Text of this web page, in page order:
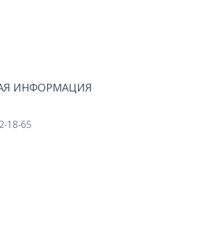
ИНФОРМАЦИЯ
18-65